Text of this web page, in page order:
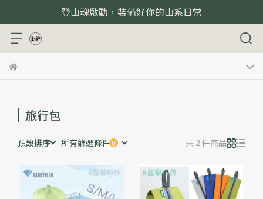
登山魂啟動，裝備好你的山系日常
旅行包
預設排序 所有篩選條件 共 2 件商品